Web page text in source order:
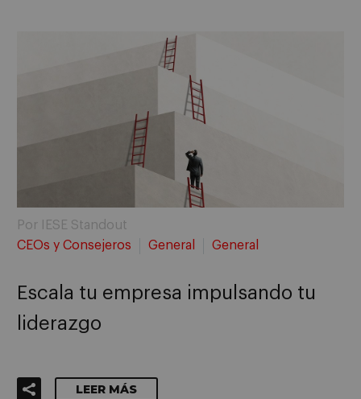
Por IESE Standout
CEOs y Consejeros
General General
Escala tu empresa impulsando tu
liderazgo
LEER MÁS